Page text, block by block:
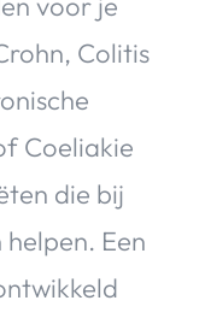
Colitis
Coeliakie
die bij
Een